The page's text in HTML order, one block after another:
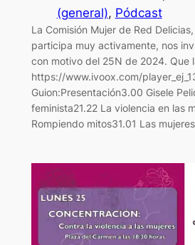
(general), Pódcast
La Comisión Mujer de Red
participa muy activamente, nos
con motivo del 25N de 2024. Que
https://www.ivoox.com/
Guion:Presentación3.00 Gisele
feminista21.22 La violencia en las
Rompiendo mitos31.01 Las